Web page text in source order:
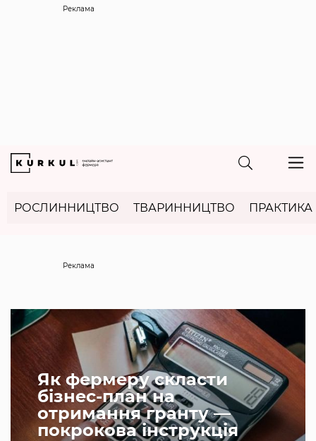
Реклама
РОСЛИННИЦТВО ТВАРИННИЦТВО ПРАКТИКА
Як фермеру скласти
бізнес-план на
отримання гранту —
покрокова інструкція
Реклама